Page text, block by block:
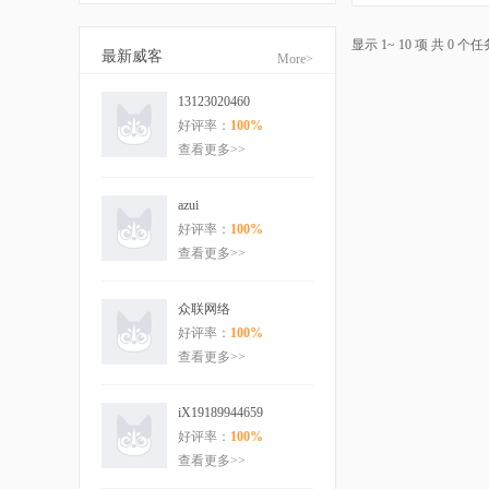
最新威客 More>
13123020460
好评率： 100%
查看更多>>
azui
好评率： 100%
查看更多>>
众联网络
好评率： 100%
查看更多>>
iX19189944659
好评率： 100%
查看更多>>
显示 1~ 10 项 共 0 个任